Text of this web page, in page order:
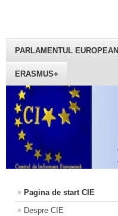
PARLAMENTUL EUROPEAN
ERASMUS+
Pagina de start CIE
Despre CIE